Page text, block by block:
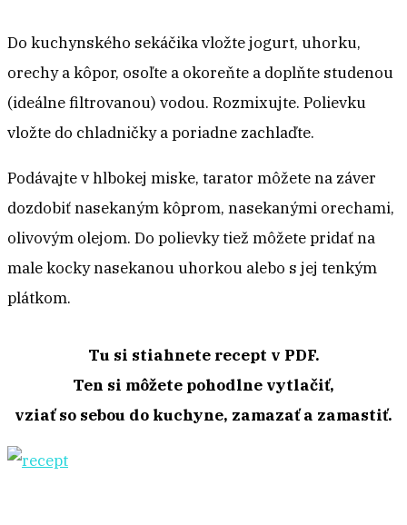
Do kuchynského sekáčika vložte jogurt, uhorku,
orechy a kôpor, osoľte a okoreňte a doplňte studenou
(ideálne filtrovanou) vodou. Rozmixujte. Polievku
vložte do chladničky a poriadne zachlaďte.
Podávajte v hlbokej miske, tarator môžete na záver
dozdobiť nasekaným kôprom, nasekanými orechami,
olivovým olejom. Do polievky tiež môžete pridať na
male kocky nasekanou uhorkou alebo s jej tenkým
plátkom.
Tu si stiahnete recept v PDF.
Ten si môžete pohodlne vytlačiť,
vziať so sebou do kuchyne, zamazať a zamastiť.